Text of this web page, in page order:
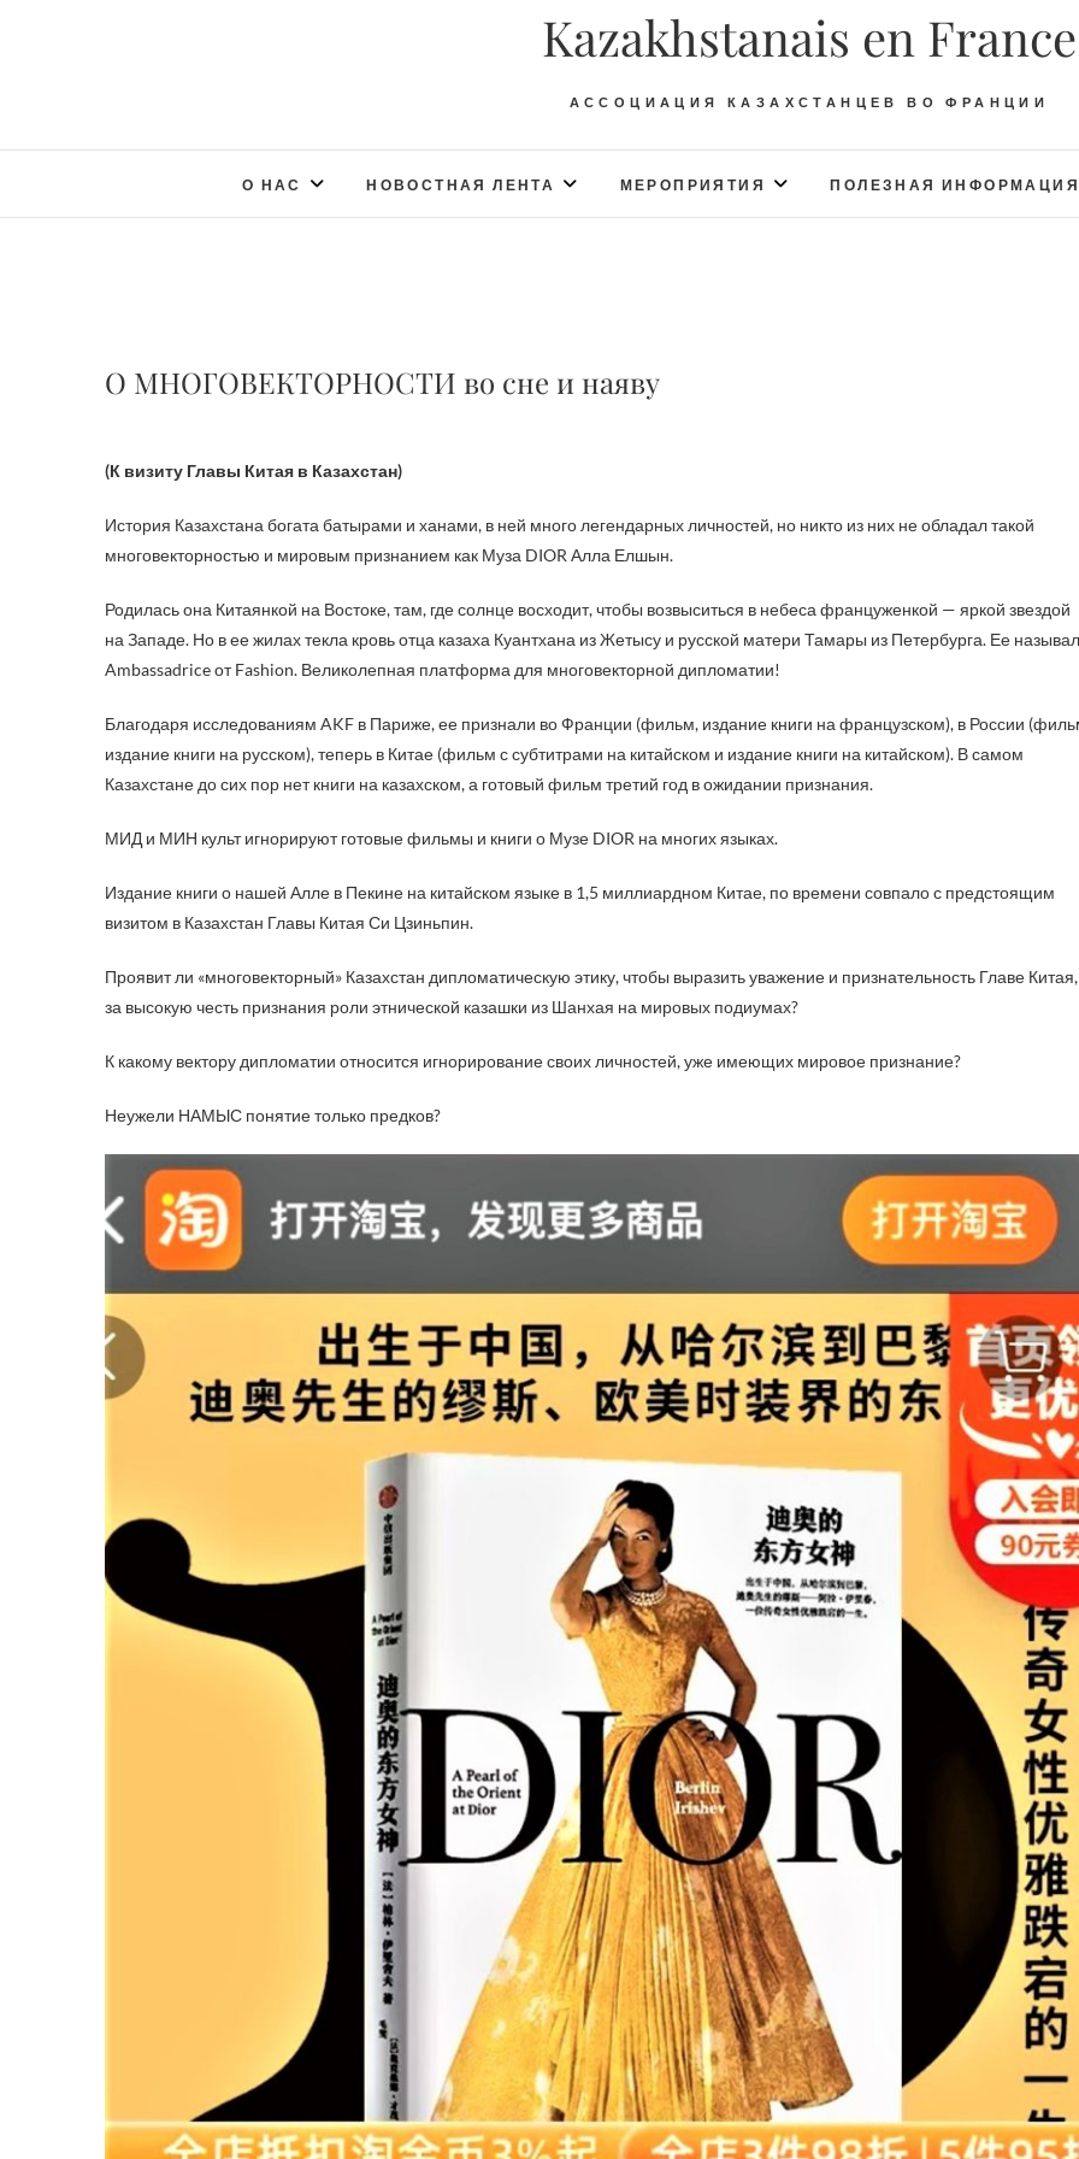
Kazakhstanais en France
АССОЦИАЦИЯ КАЗАХСТАНЦЕВ ВО ФРАНЦИИ
О НАС НОВОСТНАЯ ЛЕНТА МЕРОПРИЯТИЯ ПОЛЕЗНАЯ ИНФОРМАЦИЯ
О МНОГОВЕКТОРНОСТИ во сне и наяву
(К визиту Главы Китая в Казахстан)
История Казахстана богата батырами и ханами, в ней много легендарных личностей, но никто из них не обладал такой
многовекторностью и мировым признанием как Муза DIOR Алла Елшын.
Родилась она Китаянкой на Востоке, там, где солнце восходит, чтобы возвыситься в небеса француженкой — яркой звездой
на Западе. Но в ее жилах текла кровь отца казаха Куантхана из Жетысу и русской матери Тамары из Петербурга. Ее
Ambassadrice от Fashion. Великолепная платформа для многовекторной дипломатии!
Благодаря исследованиям AKF в Париже, ее признали во Франции (фильм, издание книги на французском), в России
издание книги на русском), теперь в Китае (фильм с субтитрами на китайском и издание книги на китайском). В самом
Казахстане до сих пор нет книги на казахском, а готовый фильм третий год в ожидании признания.
МИД и МИН культ игнорируют готовые фильмы и книги о Музе DIOR на многих языках.
Издание книги о нашей Алле в Пекине на китайском языке в 1,5 миллиардном Китае, по времени совпало с предстоящим
визитом в Казахстан Главы Китая Си Цзиньпин.
Проявит ли «многовекторный» Казахстан дипломатическую этику, чтобы выразить уважение и признательность Главе Китая,
за высокую честь признания роли этнической казашки из Шанхая на мировых подиумах?
К какому вектору дипломатии относится игнорирование своих личностей, уже имеющих мировое признание?
Неужели НАМЫС понятие только предков?